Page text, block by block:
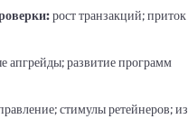
рост транзакций; приток
апгрейды; развитие программ
стимулы ретейнеров;